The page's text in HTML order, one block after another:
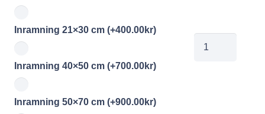
Inramning 21×30 cm (+400.00kr)
Inramning 40×50 cm (+700.00kr)
Inramning 50×70 cm (+900.00kr)